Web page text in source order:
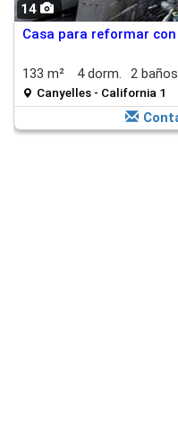
14
Casa para reformar
133 m² 4 dorm. 2 baños
Canyelles - California 1